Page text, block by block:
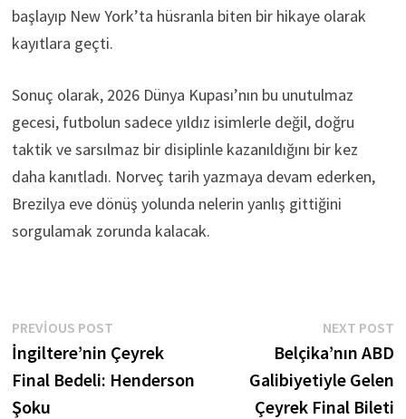
başlayıp New York’ta hüsranla biten bir hikaye olarak
kayıtlara geçti.
Sonuç olarak, 2026 Dünya Kupası’nın bu unutulmaz
gecesi, futbolun sadece yıldız isimlerle değil, doğru
taktik ve sarsılmaz bir disiplinle kazanıldığını bir kez
daha kanıtladı. Norveç tarih yazmaya devam ederken,
Brezilya eve dönüş yolunda nelerin yanlış gittiğini
sorgulamak zorunda kalacak.
Yazı
gezinmesi
PREVIOUS POSTPrevious
post:
İngiltere’nin Çeyrek
Final Bedeli: Henderson
Şoku
NEXT POST
Belçika’nın ABD
Galibiyetiyle Gelen
Çeyrek Final Bileti